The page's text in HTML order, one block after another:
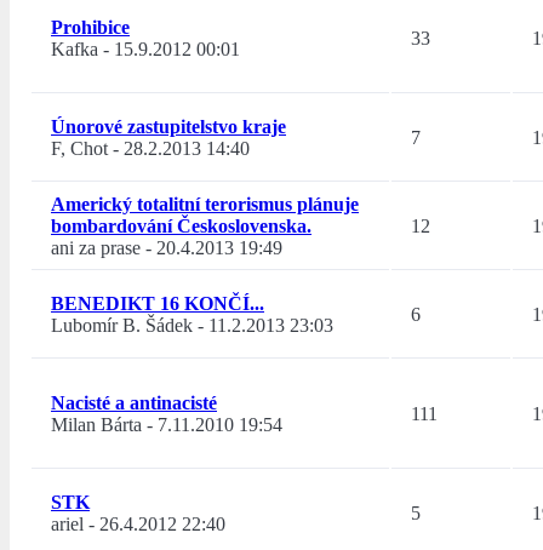
Prohibice
Kafka - 15.9.2012 00:01
33
Únorové zastupitelstvo kraje
F, Chot- 28.2.2013 14:40
7
Americký totalitní terorismus plánuje
bombardování Československa.
ani za prase - 20.4.2013 19:49
12
BENEDIKT 16 KONČÍ...
Lubomír B. Šádek - 11.2.2013 23:03
6
Nacisté a antinacisté
Milan Bárta - 7.11.2010 19:54
111
STK
ariel - 26.4.2012 22:40
5